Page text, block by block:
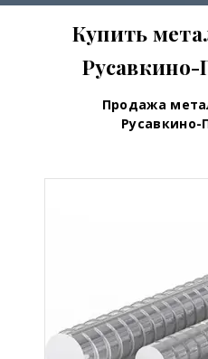
Купить
Продажа